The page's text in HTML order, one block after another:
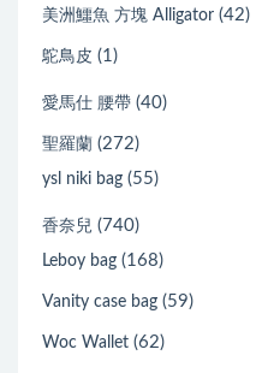
美洲鱷魚 方塊 Alligator (42)
鴕鳥皮 (1)
愛馬仕 腰帶 (40)
聖羅蘭 (272)
ysl niki bag (55)
香奈兒 (740)
Leboy bag (168)
Vanity case bag (59)
Woc Wallet (62)